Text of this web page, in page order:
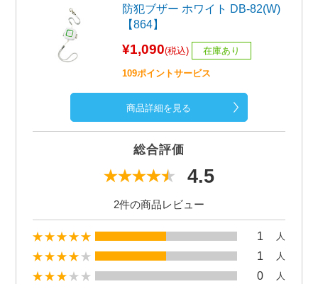
防犯ブザー ホワイト DB-82(W)
【864】
¥1,090(税込) 在庫あり
109ポイントサービス
商品詳細を見る
総合評価
4.5
2件の商品レビュー
1 人
1 人
0 人